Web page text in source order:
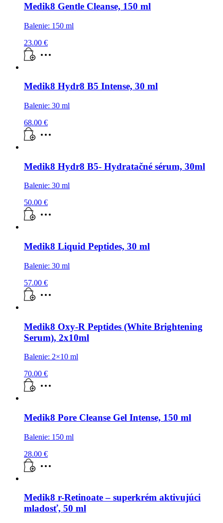
Medik8 Gentle Cleanse, 150 ml
Balenie: 150 ml
23.00 €
Medik8 Hydr8 B5 Intense, 30 ml
Balenie: 30 ml
68.00 €
Medik8 Hydr8 B5- Hydratačné sérum, 30ml
Balenie: 30 ml
50.00 €
Medik8 Liquid Peptides, 30 ml
Balenie: 30 ml
57.00 €
Medik8 Oxy-R Peptides (White Brightening
Serum), 2x10ml
Balenie: 2×10 ml
70.00 €
Medik8 Pore Cleanse Gel Intense, 150 ml
Balenie: 150 ml
28.00 €
Medik8 r-Retinoate – superkrém aktivujúci
mladosť, 50 ml